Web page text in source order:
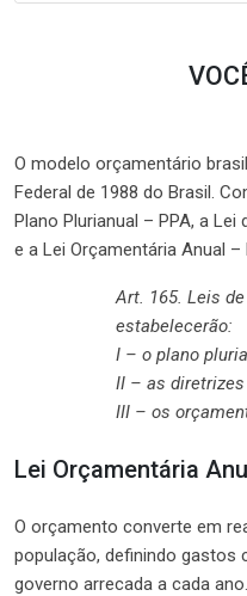
O modelo orçamentário
Federal de 1988 do Brasil.
Plano Plurianual – PPA, a
e a Lei Orçamentária Anual –
Art. 165. Leis
estabelecerão:
I – o plano
II – as
III – os
Lei Orçamentária
O orçamento converte em
população, definindo
governo arrecada a cada